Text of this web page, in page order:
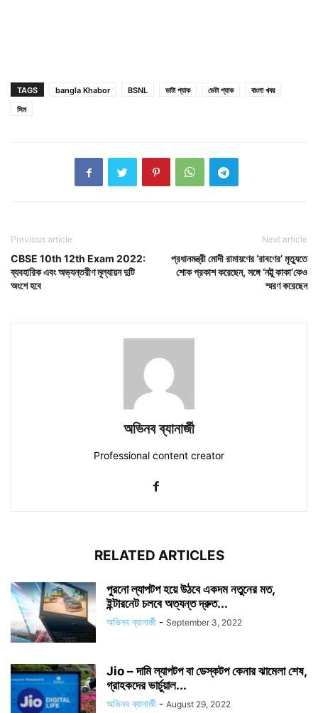
TAGS bangla Khabor BSNL ডাটা প্যাক ডেটা প্যাক
বাংলা খবর
সিম
Previous article
CBSE 10th 12th Exam 2022:
ব্যবহারিক এবং অভ্যন্তরীণ মূল্যায়ন দুটি
অংশে হবে
Next article
প্রধানমন্ত্রী মোদী রামায়ণের ‘রাবণের’ মৃত্যুতে
শোক প্রকাশ করেছেন, সঙ্গে ‘নট্টু কাকা’কেও
স্মরণ করেছেন
অভিনব ব্যানার্জী
Professional content creator
RELATED ARTICLES
পুরনো ল্যাপটপ হয়ে উঠবে একদম নতুনের মত,
ইন্টারনেট চলবে অত্যন্ত দ্রুত...
অভিনব ব্যানার্জী - September 3, 2022
Jio – দামি ল্যাপটপ বা ডেস্কটপ কেনার ঝামেলা শেষ,
গ্রাহকদের ভার্চুয়াল...
অভিনব ব্যানার্জী - August 29, 2022